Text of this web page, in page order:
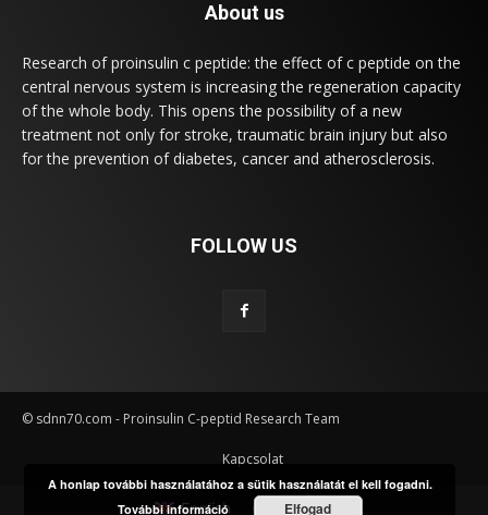
About us
Research of proinsulin c peptide: the effect of c peptide on the
central nervous system is increasing the regeneration capacity
of the whole body. This opens the possibility of a new
treatment not only for stroke, traumatic brain injury but also
for the prevention of diabetes, cancer and atherosclerosis.
FOLLOW US
© sdnn70.com - Proinsulin C-peptid Research Team
Kapcsolat
English Magyar
A honlap további használatához a sütik használatát el kell fogadni.
További információ
Elfogad